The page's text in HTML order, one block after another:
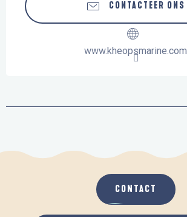
CONTACTEER ONS
www.kheopsmarine.com
CONTACT